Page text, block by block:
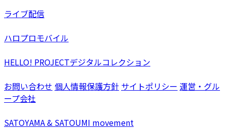
ライブ配信
ハロプロモバイル
HELLO! PROJECTデジタルコレクション
お問い合わせ 個人情報保護方針 サイトポリシー 運営・グル
ープ会社
SATOYAMA & SATOUMI movement